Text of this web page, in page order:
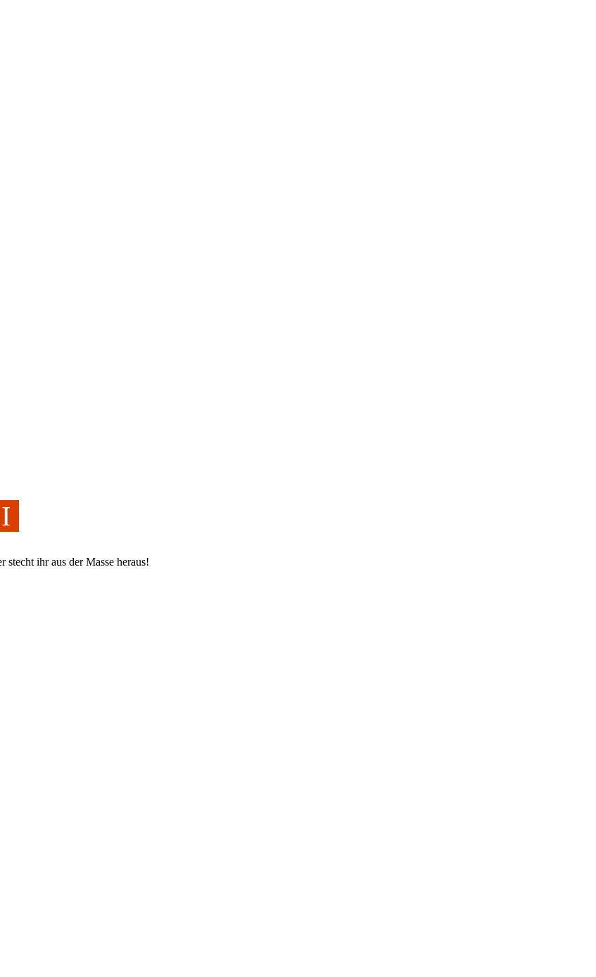
ihr aus der Masse heraus!